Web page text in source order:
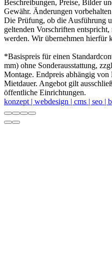
Beschreibungen, Preise, Bilder
Gewähr. Änderungen
Die Prüfung, ob die Ausführung
geltenden Vorschriften
werden. Wir übernehmen hierfür
*Basispreis für einen
mm) ohne Sonderausstattung,
Montage. Endpreis abhängig
Mietdauer. Angebot gilt
öffentliche Einrichtungen.
konzept | webdesign | cms | seo |